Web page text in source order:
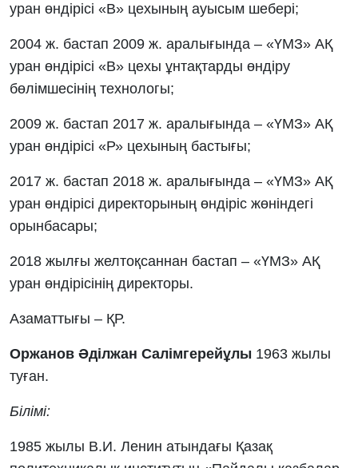
уран өндірісі «В» цехының ауысым шебері;
2004 ж. бастап 2009 ж. аралығында – «ҮМЗ» АҚ
уран өндірісі «В» цехы ұнтақтарды өндіру
бөлімшесінің технологы;
2009 ж. бастап 2017 ж. аралығында – «ҮМЗ» АҚ
уран өндірісі «Р» цехының бастығы;
2017 ж. бастап 2018 ж. аралығында – «ҮМЗ» АҚ
уран өндірісі директорының өндіріс жөніндегі
орынбасары;
2018 жылғы желтоқсаннан бастап – «ҮМЗ» АҚ
уран өндірісінің директоры.
Азаматтығы – ҚР.
Оржанов Әділжан Салімгерейұлы 1963 жылы
туған.
Білімі:
1985 жылы В.И. Ленин атындағы Қазақ